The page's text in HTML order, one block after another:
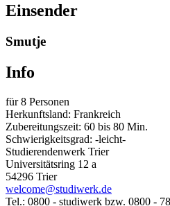
Einsender
Smutje
Info
für 8 Personen
Herkunftsland: Frankreich
Zubereitungszeit: 60 bis 80 Min.
Schwierigkeitsgrad: -leicht-
Studierendenwerk Trier
Universitätsring 12 a
54296 Trier
welcome@studiwerk.de
Tel.: 0800 - studiwerk bzw. 0800 -